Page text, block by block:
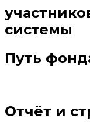
системы
Путь
Отчёт и